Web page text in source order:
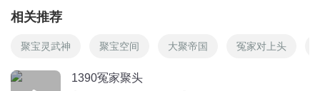
相关推荐
聚宝灵武神 聚宝空间 大聚帝国 冤家对上头
1390冤家聚头